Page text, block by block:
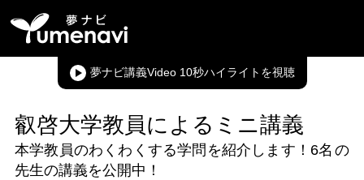
夢ナビ講義Video 10秒ハイライト
叡啓大学教員によるミニ講義
本学教員のわくわくする学問を紹介します！ 6名 の
先生の講義を公開中！